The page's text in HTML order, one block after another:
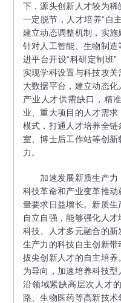
下，源头创新人才较为
一定脱节，人才培养“自
建立动态调整机制，实施
针对人工智能、生物制
进平台开设“科研定制班”
实现学科设置与科技攻
大数据平台，建立动态
产业人才供需缺口，精
业、重大项目的人才需
模式，打通人才培养全
室、博士后工作站等创
力。
加速发展新质生产力
科技革命和产业变革推
量要求日益增长。新质
自立自强，能够强化人才
科技、人才多元融合的
生产力的科技自主创新
拔尖创新人才的自主培
为导向，加速培养科技
沿领域紧缺高层次人才
路、生物医药等高新技